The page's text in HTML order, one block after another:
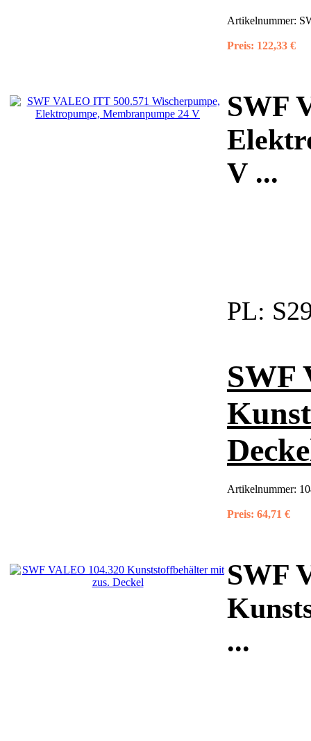
Artikelnummer:
Preis: 122,33 €
SWF
V ...
PL:
SWF
Artikelnummer:
Preis: 64,71 €
SWF
...